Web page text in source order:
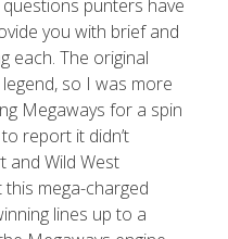
punters have
you with brief and
each. The original
so I was more
Megaways for a spin
report it didn’t
and Wild West
mega-charged
lines up to a